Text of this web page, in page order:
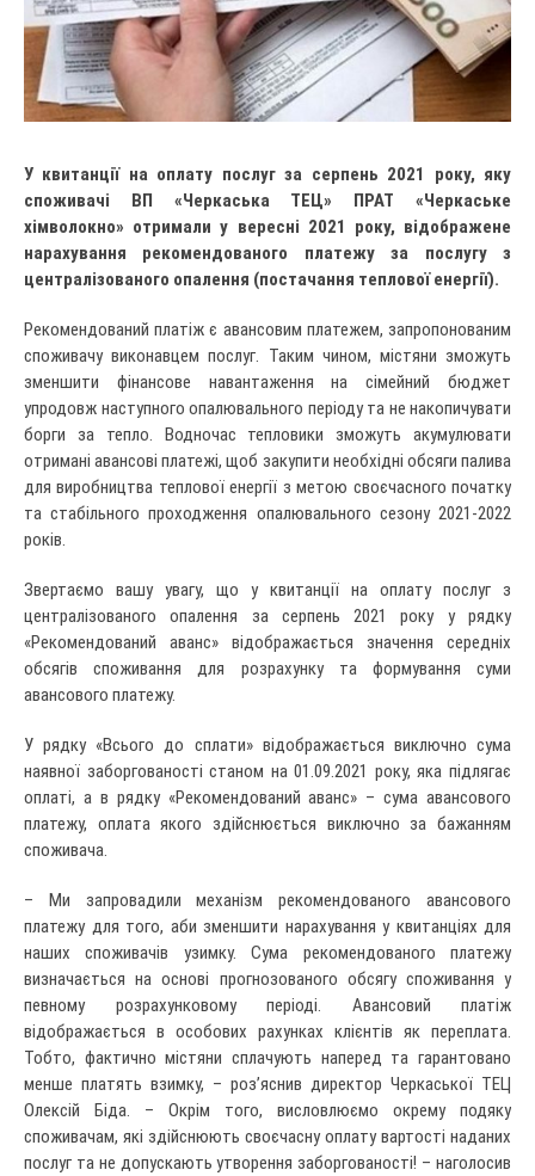
У квитанції на оплату послуг за серпень 2021 року, яку
споживачі ВП «Черкаська ТЕЦ» ПРАТ «Черкаське
хімволокно» отримали у вересні 2021 року, відображене
нарахування рекомендованого платежу за послугу з
централізованого опалення (постачання теплової енергії).
Рекомендований платіж є авансовим платежем, запропонованим
споживачу виконавцем послуг. Таким чином, містяни зможуть
зменшити фінансове навантаження на сімейний бюджет
упродовж наступного опалювального періоду та не накопичувати
борги за тепло. Водночас тепловики зможуть акумулювати
отримані авансові платежі, щоб закупити необхідні обсяги палива
для виробництва теплової енергії з метою своєчасного початку
та стабільного проходження опалювального сезону 2021-2022
років.
Звертаємо вашу увагу, що у квитанції на оплату послуг з
централізованого опалення за серпень 2021 року у рядку
«Рекомендований аванс» відображається значення середніх
обсягів споживання для розрахунку та формування суми
авансового платежу.
У рядку «Всього до сплати» відображається виключно сума
наявної заборгованості станом на 01.09.2021 року, яка підлягає
оплаті, а в рядку «Рекомендований аванс» – сума авансового
платежу, оплата якого здійснюється виключно за бажанням
споживача.
– Ми запровадили механізм рекомендованого авансового
платежу для того, аби зменшити нарахування у квитанціях для
наших споживачів узимку. Сума рекомендованого платежу
визначається на основі прогнозованого обсягу споживання у
певному розрахунковому періоді. Авансовий платіж
відображається в особових рахунках клієнтів як переплата.
Тобто, фактично містяни сплачують наперед та гарантовано
менше платять взимку, – роз’яснив директор Черкаської ТЕЦ
Олексій Біда. – Окрім того, висловлюємо окрему подяку
споживачам, які здійснюють своєчасну оплату вартості наданих
послуг та не допускають утворення заборгованості! – наголосив